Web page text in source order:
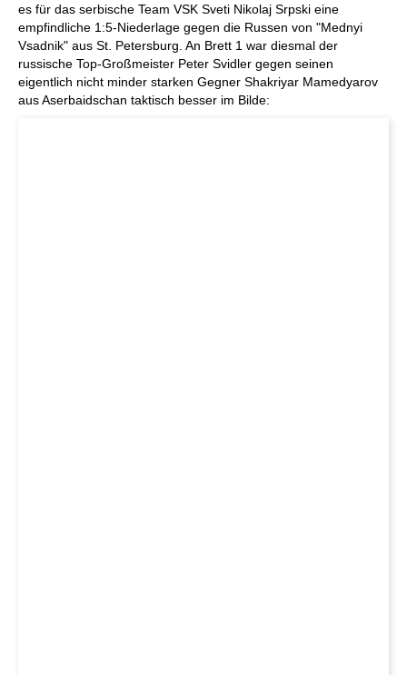
es für das serbische Team VSK Sveti Nikolaj Srpski eine
empfindliche 1:5-Niederlage gegen die Russen von "Mednyi
Vsadnik" aus St. Petersburg. An Brett 1 war diesmal der
russische Top-Großmeister Peter Svidler gegen seinen
eigentlich nicht minder starken Gegner Shakriyar Mamedyarov
aus Aserbaidschan taktisch besser im Bilde: